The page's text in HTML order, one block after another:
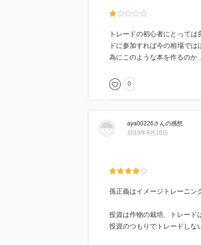
近々、この株式売買につい
トレードの初心者にとって
ドに参加すれば今の相場で
為にこのような本を作るのか
0
aya00226さんの感想
2019年9月10日
孫正義はイメージトレーニン
投資は作物の栽培、トレード
投資のつもりでトレードしな